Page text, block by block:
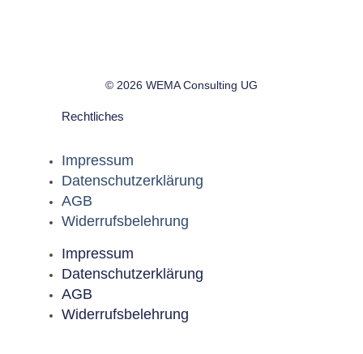
© 2026 WEMA Consulting UG
Rechtliches
Impressum
Datenschutzerklärung
AGB
Widerrufsbelehrung
Impressum
Datenschutzerklärung
AGB
Widerrufsbelehrung